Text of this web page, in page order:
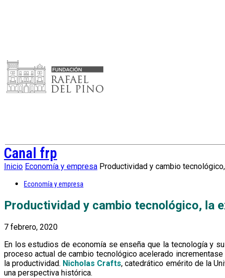
Canal frp
Inicio Economía y empresa Productividad y cambio
Economía y empresa
Productividad y cambio tecnológico, la
7 febrero, 2020
En los estudios de economía se enseña que la tecnología y
proceso actual de cambio tecnológico acelerado
la productividad. Nicholas Crafts, catedrático emérito de la
una perspectiva histórica.